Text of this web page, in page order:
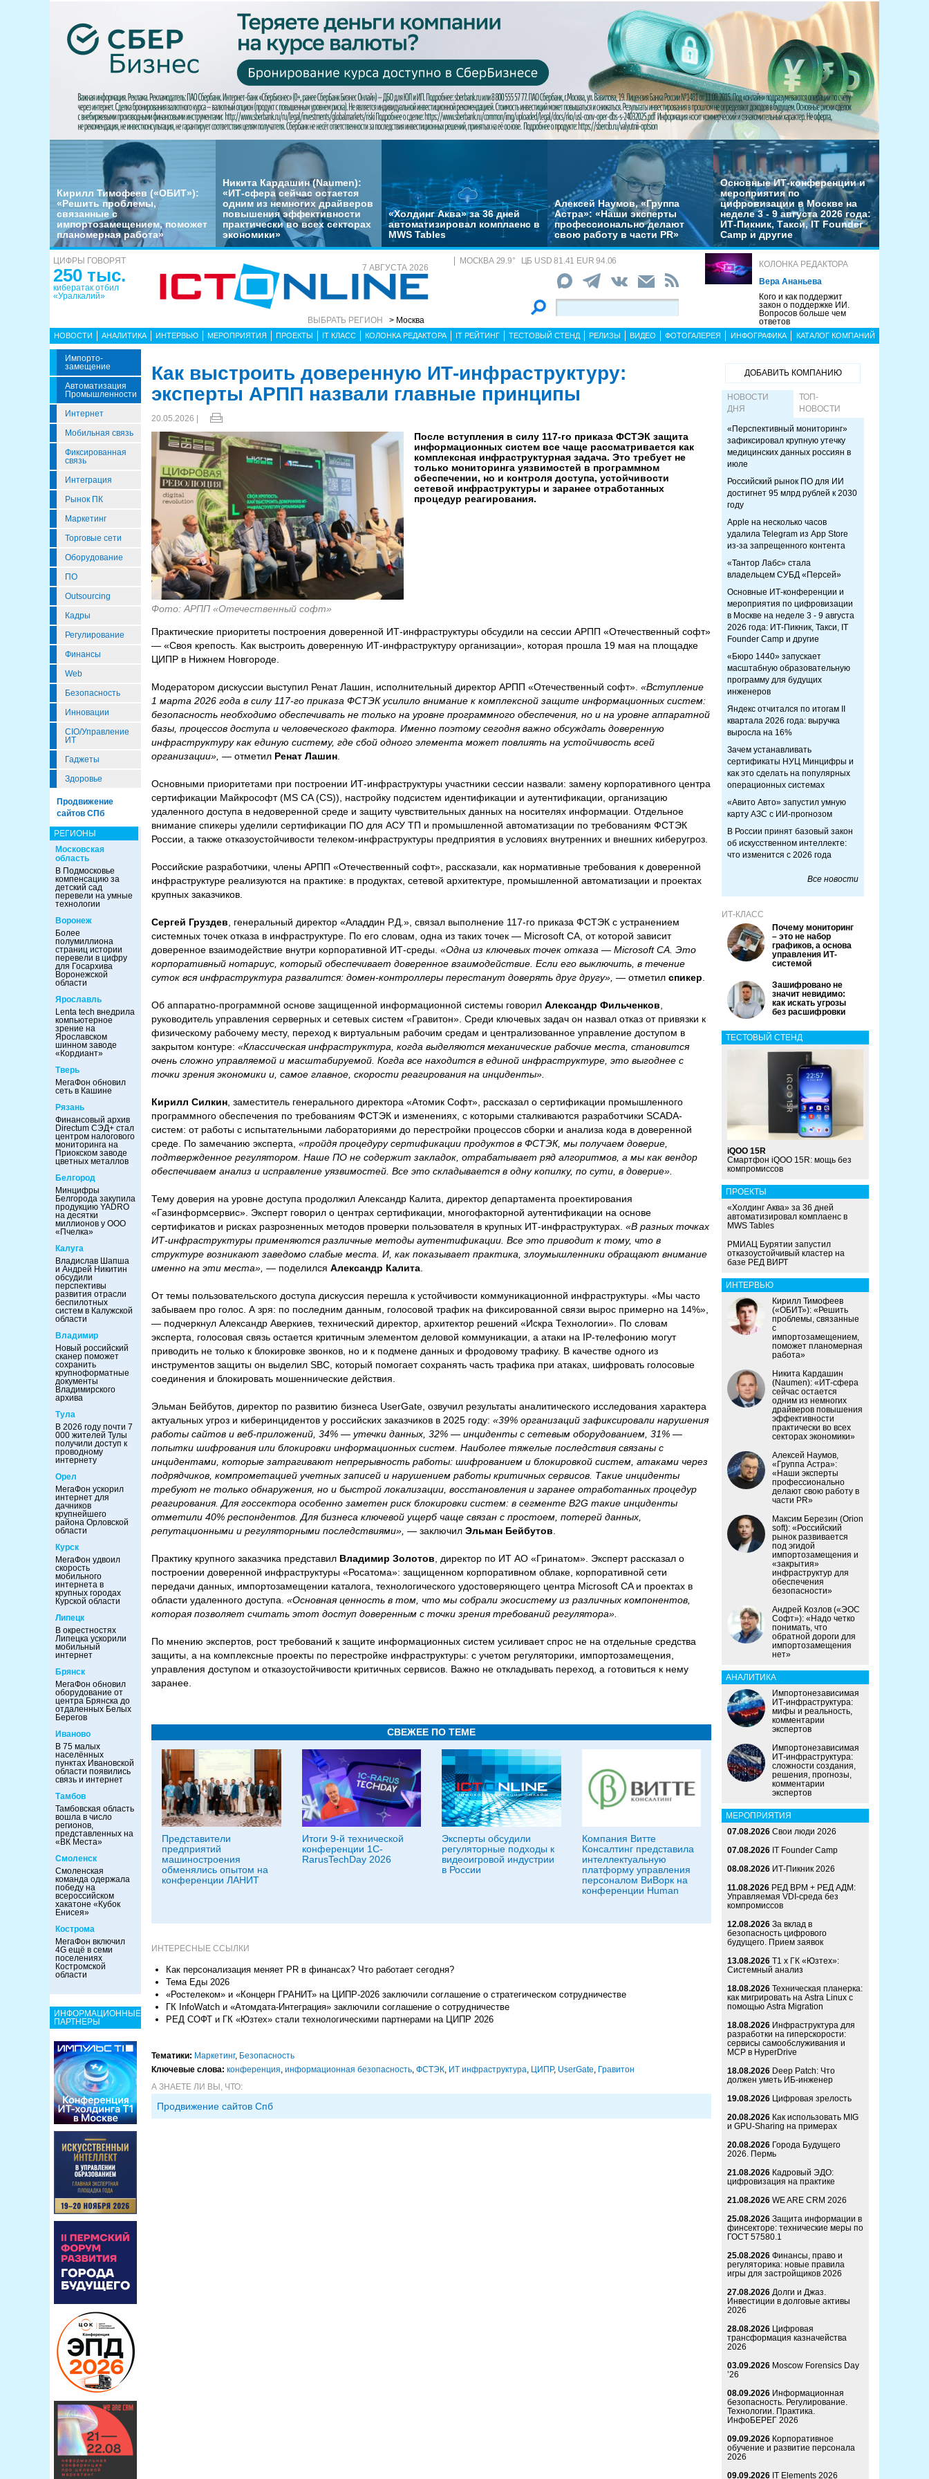
Кирилл Тимофеев («ОБИТ»):
«Решить проблемы,
связанные с
импортозамещением, поможет
планомерная работа»
Никита Кардашин (Naumen):
«ИТ-сфера сейчас остается
одним из немногих драйверов
повышения эффективности
практически во всех секторах
экономики»
«Холдинг Аква» за 36 дней
автоматизировал комплаенс в
MWS Tables
Алексей Наумов, «Группа
Астра»: «Наши эксперты
профессионально делают
свою работу в части PR»
Основные ИТ-конференции и
мероприятия по
цифровизации в Москве на
неделе 3 - 9 августа 2026 года:
ИТ-Пикник, Такси, IT Founder
Camp и другие
ЦИФРЫ ГОВОРЯТ
250 тыс.
кибератак отбил
«Уралкалий»
7 АВГУСТА 2026
ВЫБРАТЬ РЕГИОН > Москва
МОСКВА 29.9° ЦБ USD 81.41 EUR 94.06
КОЛОНКА РЕДАКТОРА
Вера Ананьева
Кого и как поддержит
закон о поддержке ИИ.
Вопросов больше чем
ответов
НОВОСТИ АНАЛИТИКА ИНТЕРВЬЮ МЕРОПРИЯТИЯ ПРОЕКТЫ IT КЛАСС КОЛОНКА РЕДАКТОРА IT РЕЙТИНГ ТЕСТОВЫЙ СТЕНД РЕЛИЗЫ ВИДЕО ФОТОГАЛЕРЕЯ ИНФОГРАФИКА КАТАЛОГ КОМПАНИЙ
Импорто­
Замещение
Автоматизация
Промышленности
Интернет
Мобильная связь
Фиксированная
связь
Интеграция
Рынок ПК
Маркетинг
Торговые сети
Оборудование
ПО
Outsourcing
Кадры
Регулирование
Финансы
Web
Безопасность
Инновации
CIO/Управление
ИТ
Гаджеты
Здоровье
Продвижение
сайтов СПб
РЕГИОНЫ
Московская
область
В Подмосковье
компенсацию за
детский сад
перевели на умные
технологии
Воронеж
Более
полумиллиона
страниц истории
перевели в цифру
для Госархива
Воронежской
области
Ярославль
Lenta tech внедрила
компьютерное
зрение на
Ярославском
шинном заводе
«Кордиант»
Тверь
МегаФон обновил
сеть в Кашине
Рязань
Финансовый архив
Directum СЭД+ стал
центром налогового
мониторинга на
Приокском заводе
цветных металлов
Белгород
Минцифры
Белгорода закупила
продукцию YADRO
на десятки
миллионов у ООО
«Пчелка»
Калуга
Владислав Шапша
и Андрей Никитин
обсудили
перспективы
развития отрасли
беспилотных
систем в Калужской
области
Владимир
Новый российский
сканер поможет
сохранить
крупноформатные
документы
Владимирского
архива
Тула
В 2026 году почти 7
000 жителей Тулы
получили доступ к
проводному
интернету
Орел
МегаФон ускорил
интернет для
дачников
крупнейшего
района Орловской
области
Курск
МегаФон удвоил
скорость
мобильного
интернета в
крупных городах
Курской области
Липецк
В окрестностях
Липецка ускорили
мобильный
интернет
Брянск
МегаФон обновил
оборудование от
центра Брянска до
отдаленных Белых
Берегов
Иваново
В 75 малых
населённых
пунктах Ивановской
области появились
связь и интернет
Тамбов
Тамбовская область
вошла в число
регионов,
представленных на
«ВК Места»
Смоленск
Смоленская
команда одержала
победу на
всероссийском
хакатоне «Кубок
Енисея»
Кострома
МегаФон включил
4G ещё в семи
поселениях
Костромской
области
ИНФОРМАЦИОННЫЕ
ПАРТНЕРЫ
Как выстроить доверенную ИТ-инфраструктуру:
эксперты АРПП назвали главные принципы
20.05.2026 |
Фото: АРПП «Отечественный софт»
После вступления в силу 117-го приказа ФСТЭК защита
информационных систем все чаще рассматривается как
комплексная инфраструктурная задача. Это требует не
только мониторинга уязвимостей в программном
обеспечении, но и контроля доступа, устойчивости
сетевой инфраструктуры и заранее отработанных
процедур реагирования.
Практические приоритеты построения доверенной ИТ-инфраструктуры обсудили на сессии АРПП «Отечественный софт»
— «Своя крепость. Как выстроить доверенную ИТ-инфраструктуру организации», которая прошла 19 мая на площадке
ЦИПР в Нижнем Новгороде.
Модератором дискуссии выступил Ренат Лашин, исполнительный директор АРПП «Отечественный софт». «Вступление
1 марта 2026 года в силу 117-го приказа ФСТЭК усилило внимание к комплексной защите информационных систем:
безопасность необходимо обеспечивать не только на уровне программного обеспечения, но и на уровне аппаратной
базы, процессов доступа и человеческого фактора. Именно поэтому сегодня важно обсуждать доверенную
инфраструктуру как единую систему, где сбой одного элемента может повлиять на устойчивость всей
организации», — отметил Ренат Лашин
Основными приоритетами при построении ИТ-инфраструктуры участники сессии назвали: замену корпоративного центра
сертификации Майкрософт (MS CA (CS)), настройку подсистем идентификации и аутентификации, организацию
удаленного доступа в недоверенной среде и защиту чувствительных данных на носителях информации. Отдельное
внимание спикеры уделили сертификации ПО для АСУ ТП и промышленной автоматизации по требованиям ФСТЭК
России, а также отказоустойчивости телеком-инфраструктуры предприятия в условиях внутренних и внешних киберугроз.
Российские разработчики, члены АРПП «Отечественный софт», рассказали, как нормативные требования к доверенной
инфраструктуре реализуются на практике: в продуктах, сетевой архитектуре, промышленной автоматизации и проектах
крупных заказчиков.
Сергей Груздев , генеральный директор «Аладдин Р.Д.», связал выполнение 117-го приказа ФСТЭК с устранением
системных точек отказа в инфраструктуре. По его словам, одна из таких точек — Microsoft CA, от которой зависит
доверенное взаимодействие внутри корпоративной ИТ-среды. «Одна из ключевых точек отказа — Microsoft CA. Это
корпоративный нотариус, который обеспечивает доверенное взаимодействие. Если его выключить, в течение
суток вся инфраструктура развалится: домен-контроллеры перестанут доверять друг другу», — отметил спикер
Об аппаратно-программной основе защищенной информационной системы говорил Александр Фильченков
руководитель управления серверных и сетевых систем «Гравитон». Среди ключевых задач он назвал отказ от привязки к
физическому рабочему месту, переход к виртуальным рабочим средам и централизованное управление доступом в
закрытом контуре: «Классическая инфраструктура, когда выделяются механические рабочие места, становится
очень сложно управляемой и масштабируемой. Когда все находится в единой инфраструктуре, это выгоднее с
точки зрения экономики и, самое главное, скорости реагирования на инциденты».
Кирилл Силкин , заместитель генерального директора «Атомик Софт», рассказал о сертификации промышленного
программного обеспечения по требованиям ФСТЭК и изменениях, с которыми сталкиваются разработчики SCADA-
систем: от работы с испытательными лабораториями до перестройки процессов сборки и анализа кода в доверенной
среде. По замечанию эксперта, «пройдя процедуру сертификации продуктов в ФСТЭК, мы получаем доверие,
подтвержденное регулятором. Наше ПО не содержит закладок, отрабатывает ряд алгоритмов, а мы как вендор
обеспечиваем анализ и исправление уязвимостей. Все это складывается в одну копилку, по сути, в доверие».
Тему доверия на уровне доступа продолжил Александр Калита, директор департамента проектирования
«Газинформсервис». Эксперт говорил о центрах сертификации, многофакторной аутентификации на основе
сертификатов и рисках разрозненных методов проверки пользователя в крупных ИТ-инфраструктурах. «В разных точках
ИТ-инфраструктуры применяются различные методы аутентификации. Все это приводит к тому, что в
структуре возникают заведомо слабые места. И, как показывает практика, злоумышленники обращают внимание
именно на эти места», — поделился Александр Калита
От темы пользовательского доступа дискуссия перешла к устойчивости коммуникационной инфраструктуры. «Мы часто
забываем про голос. А зря: по последним данным, голосовой трафик на фиксированной связи вырос примерно на 14%»,
— подчеркнул Александр Аверкиев, технический директор, архитектор решений «Искра Технологии». По словам
эксперта, голосовая связь остается критичным элементом деловой коммуникации, а атаки на IP-телефонию могут
приводить не только к блокировке звонков, но и к подмене данных и фродовому трафику. В качестве одного из
инструментов защиты он выделил SBC, который помогает сохранять часть трафика при атаках, шифровать голосовые
соединения и блокировать мошеннические действия.
Эльман Бейбутов, директор по развитию бизнеса UserGate, озвучил результаты аналитического исследования характера
актуальных угроз и киберинцидентов у российских заказчиков в 2025 году: «39% организаций зафиксировали нарушения
работы сайтов и веб-приложений, 34% — утечки данных, 32% — инциденты с сетевым оборудованием, 31% —
попытки шифрования или блокировки информационных систем. Наиболее тяжелые последствия связаны с
инцидентами, которые затрагивают непрерывность работы: шифрованием и блокировкой систем, атаками через
подрядчиков, компрометацией учетных записей и нарушением работы критичных сервисов. Такие инциденты
требуют не только обнаружения, но и быстрой локализации, восстановления и заранее отработанных процедур
реагирования. Для госсектора особенно заметен риск блокировки систем: в сегменте B2G такие инциденты
отметили 40% респондентов. Для бизнеса ключевой ущерб чаще связан с простоем, потерей данных,
репутационными и регуляторными последствиями», — заключил Эльман Бейбутов
Практику крупного заказчика представил Владимир Золотов , директор по ИТ АО «Гринатом». Эксперт рассказал о
построении доверенной инфраструктуры «Росатома»: защищенном корпоративном облаке, корпоративной сети
передачи данных, импортозамещении каталога, технологического удостоверяющего центра Microsoft CA и проектах в
области удаленного доступа. «Основная ценность в том, что мы собрали экосистему из различных компонентов,
которая позволяет считать этот доступ доверенным с точки зрения требований регулятора».
По мнению экспертов, рост требований к защите информационных систем усиливает спрос не на отдельные средства
защиты, а на комплексные проекты по перестройке инфраструктуры: с учетом регуляторики, импортозамещения,
управления доступом и отказоустойчивости критичных сервисов. Важно не откладывать переход, а готовиться к нему
заранее.
СВЕЖЕЕ ПО ТЕМЕ
Представители
предприятий
машиностроения
обменялись опытом на
конференции ЛАНИТ
Итоги 9-й технической
конференции 1C-
RarusTechDay 2026
Эксперты обсудили
регуляторные подходы к
видеоигровой индустрии
в России
Компания Витте
Консалтинг представила
интеллектуальную
платформу управления
персоналом ВиВорк на
конференции Human
ИНТЕРЕСНЫЕ ССЫЛКИ
Как персонализация меняет PR в финансах? Что работает сегодня?
Тема Еды 2026
«Ростелеком» и «Концерн ГРАНИТ» на ЦИПР-2026 заключили соглашение о стратегическом сотрудничестве
ГК InfoWatch и «Атомдата-Интеграция» заключили соглашение о сотрудничестве
РЕД СОФТ и ГК «Юзтех» стали технологическими партнерами на ЦИПР 2026
Тематики: Маркетинг, Безопасность
Ключевые слова: конференция, информационная безопасность, ФСТЭК, ИТ инфраструктура, ЦИПР, UserGate, Гравитон
А ЗНАЕТЕ ЛИ ВЫ, ЧТО:
Продвижение сайтов Спб
ДОБАВИТЬ КОМПАНИЮ
НОВОСТИ
ДНЯ
ТОП-
НОВОСТИ
«Перспективный мониторинг»
зафиксировал крупную утечку
медицинских данных россиян в
июле
Российский рынок ПО для ИИ
достигнет 95 млрд рублей к 2030
году
Apple на несколько часов
удалила Telegram из App Store
из-за запрещенного контента
«Тантор Лабс» стала
владельцем СУБД «Персей»
Основные ИТ-конференции и
мероприятия по цифровизации
в Москве на неделе 3 - 9 августа
2026 года: ИТ-Пикник, Такси, IT
Founder Camp и другие
«Бюро 1440» запускает
масштабную образовательную
программу для будущих
инженеров
Яндекс отчитался по итогам II
квартала 2026 года: выручка
выросла на 16%
Зачем устанавливать
сертификаты НУЦ Минцифры и
как это сделать на популярных
операционных системах
«Авито Авто» запустил умную
карту АЗС с ИИ-прогнозом
В России принят базовый закон
об искусственном интеллекте:
что изменится с 2026 года
Все новости
ИТ-КЛАСС
Почему мониторинг
– это не набор
графиков, а основа
управления ИТ-
системой
Зашифровано не
значит невидимо:
как искать угрозы
без расшифровки
ТЕСТОВЫЙ СТЕНД
iQOO 15R
Смартфон iQOO 15R: мощь без
компромиссов
ПРОЕКТЫ
«Холдинг Аква» за 36 дней
автоматизировал комплаенс в
MWS Tables
РМИАЦ Бурятии запустил
отказоустойчивый кластер на
базе РЕД ВИРТ
ИНТЕРВЬЮ
Кирилл Тимофеев
(«ОБИТ»): «Решить
проблемы, связанные
с
импортозамещением,
поможет планомерная
работа»
Никита Кардашин
(Naumen): «ИТ-сфера
сейчас остается
одним из немногих
драйверов повышения
эффективности
практически во всех
секторах экономики»
Алексей Наумов,
«Группа Астра»:
«Наши эксперты
профессионально
делают свою работу в
части PR»
Максим Березин (Orion
soft): «Российский
рынок развивается
под эгидой
импортозамещения и
«закрытия»
инфраструктур для
обеспечения
безопасности»
Андрей Козлов («ЭОС
Софт»): «Надо четко
понимать, что
обратной дороги для
импортозамещения
нет»
АНАЛИТИКА
Импортонезависимая
ИТ-инфраструктура:
мифы и реальность,
комментарии
экспертов
Импортонезависимая
ИТ-инфраструктура:
сложности создания,
решения, прогнозы,
комментарии
экспертов
МЕРОПРИЯТИЯ
07.08.2026 Свои люди 2026
07.08.2026 IT Founder Camp
08.08.2026 ИТ-Пикник 2026
11.08.2026 РЕД ВРМ + РЕД АДМ:
Управляемая VDI-среда без
компромиссов
12.08.2026 За вклад в
безопасность цифрового
будущего. Прием заявок
13.08.2026 Т1 x ГК «Юзтех»:
Системный анализ
18.08.2026 Техническая планерка:
как мигрировать на Astra Linux с
помощью Astra Migration
18.08.2026 Инфраструктура для
разработки на гиперскорости:
сервисы самообслуживания и
MCP в HyperDrive
18.08.2026 Deep Patch: Что
должен уметь ИБ-инженер
19.08.2026 Цифровая зрелость
20.08.2026 Как использовать MIG
и GPU-Sharing на примерах
20.08.2026 Города Будущего
2026. Пермь
21.08.2026 Кадровый ЭДО:
цифровизация на практике
21.08.2026 WE ARE CRM 2026
25.08.2026 Защита информации в
финсекторе: технические меры по
ГОСТ 57580.1
25.08.2026 Финансы, право и
регуляторика: новые правила
игры для застройщиков 2026
27.08.2026 Долги и Джаз.
Инвестиции в долговые активы
2026
28.08.2026 Цифровая
трансформация казначейства
2026
03.09.2026 Moscow Forensics Day
’26
08.09.2026 Информационная
безопасность. Регулирование.
Технологии. Практика.
ИнфоБЕРЕГ 2026
09.09.2026 Корпоративное
обучение и развитие персонала
2026
09.09.2026 IT Elements 2026